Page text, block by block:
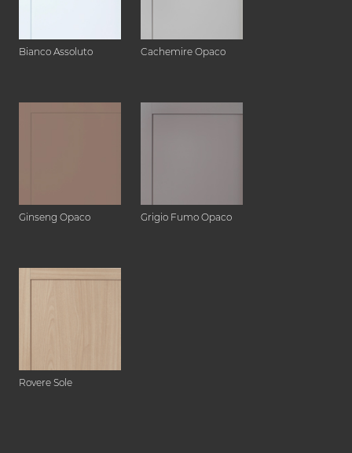
Bianco Assoluto Cachemire Opaco
Ginseng Opaco Grigio Fumo Opaco
Rovere Sole